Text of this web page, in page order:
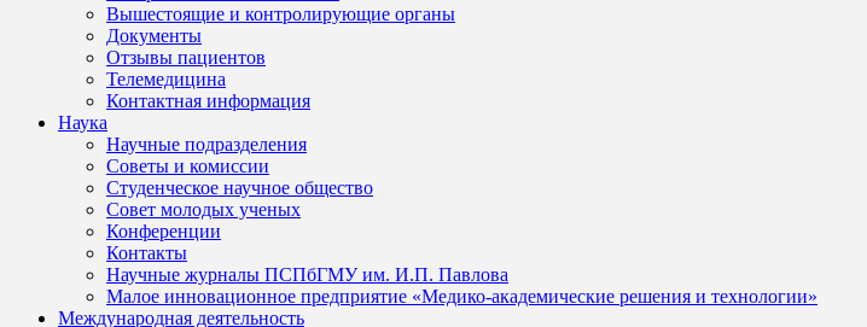
Вышестоящие и контролирующие органы
Документы
Отзывы пациентов
Телемедицина
Контактная информация
Наука
Научные подразделения
Советы и комиссии
Студенческое научное общество
Совет молодых ученых
Конференции
Контакты
Научные журналы ПСПбГМУ им. И.П. Павлова
Малое инновационное предприятие «Медико-академические решения и технологии»
Международная деятельность